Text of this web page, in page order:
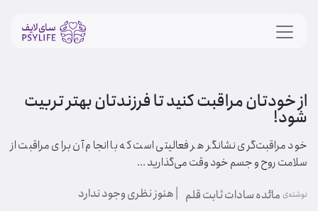
از خودتان مراقبت کنید تا فرزندتان بهتر تربیت
شود!
خود مراقبت‌گری نشانگر هر فعالیتی است که با انجام آن برای مراقبت از
سلامت روح و جسم خود وقت می‌گذارید ...
نوشته‌ی مائده سادات ثابت قلم | هنوز نظری وجود ندارد